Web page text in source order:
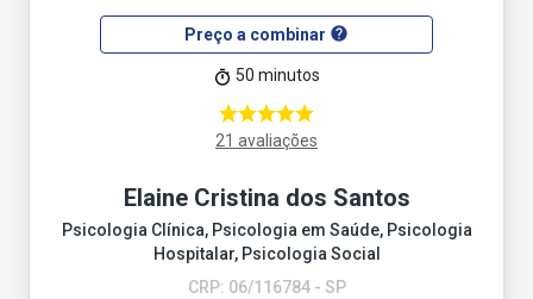
Preço a combinar help
50 minutos
21 avaliações
Elaine Cristina dos Santos
Psicologia Clínica, Psicologia em Saúde, Psicologia
Hospitalar, Psicologia Social
CRP: 06/116784 - SP